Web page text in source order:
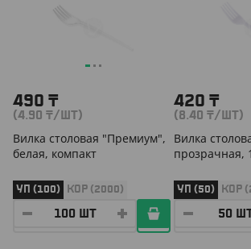
490 ₸
(4.90 ₸/ШТ)
Вилка столовая "Премиум",
белая, компакт
УП (100) КОР (2000)
420 ₸
(8.40 ₸/ШТ)
Вилка
прозрачная,
УП (50) КОР